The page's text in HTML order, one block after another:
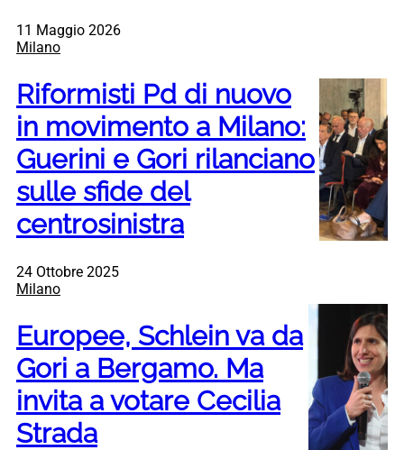
11 Maggio 2026
Milano
Riformisti Pd di nuovo
in movimento a Milano:
Guerini e Gori rilanciano
sulle sfide del
centrosinistra
24 Ottobre 2025
Milano
Europee, Schlein va da
Gori a Bergamo. Ma
invita a votare Cecilia
Strada